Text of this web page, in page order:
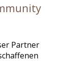
Partner